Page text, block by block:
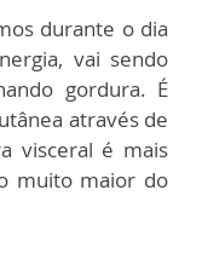
durante o dia
vai sendo
gordura. É
através de
visceral é mais
muito maior do